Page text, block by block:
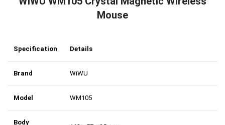
Mouse
Specification Details
Brand WiWU
Model WM105
Body